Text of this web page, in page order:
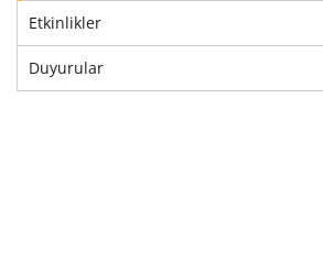
Etkinlikler
Duyurular